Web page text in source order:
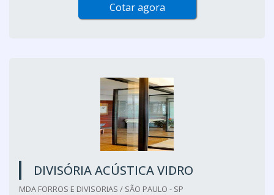
Cotar agora
DIVISÓRIA ACÚSTICA VIDRO
MDA FORROS E DIVISORIAS / SÃO PAULO - SP